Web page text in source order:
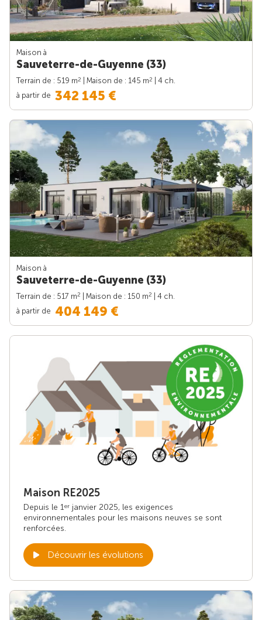
Maison à
Sauveterre-de-Guyenne (33)
Terrain de : 519 m2 | Maison de : 145 m2
| 4 ch.
à partir de 342 145 €
Maison à
Sauveterre-de-Guyenne (33)
Terrain de : 517 m2 | Maison de : 150 m2
| 4 ch.
à partir de 404 149 €
Maison RE2025
Depuis le 1er janvier 2025, les exigences
environnementales pour les maisons neuves se sont
renforcées.
Découvrir les évolutions